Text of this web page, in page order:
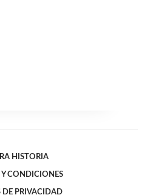
HISTORIA
CONDICIONES
DE PRIVACIDAD